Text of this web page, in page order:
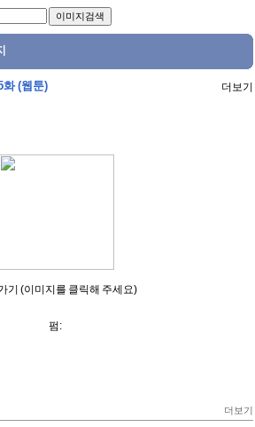
화 (웹툰) 더보기
기 (이미지를 클릭해 주세요)
펌:
더보기